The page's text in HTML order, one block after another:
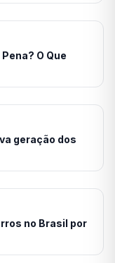
O Que
geração dos
no Brasil por